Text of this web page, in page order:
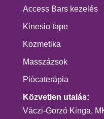
Access Bars kezelés
Kinesio tape
Kozmetika
Masszázsok
Piócaterápia
Közvetlen utalás:
Váczi-Gorzó Kinga,